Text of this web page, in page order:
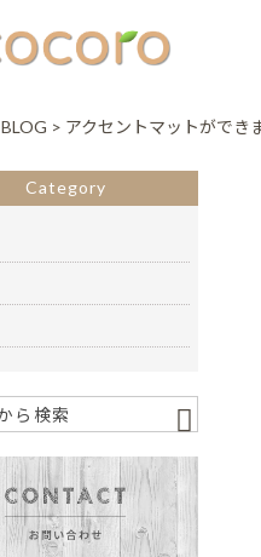
BLOG > アクセントマットができ
Category